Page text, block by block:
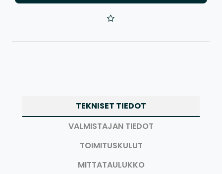
TEKNISET TIEDOT
VALMISTAJAN TIEDOT
TOIMITUSKULUT
MITTATAULUKKO